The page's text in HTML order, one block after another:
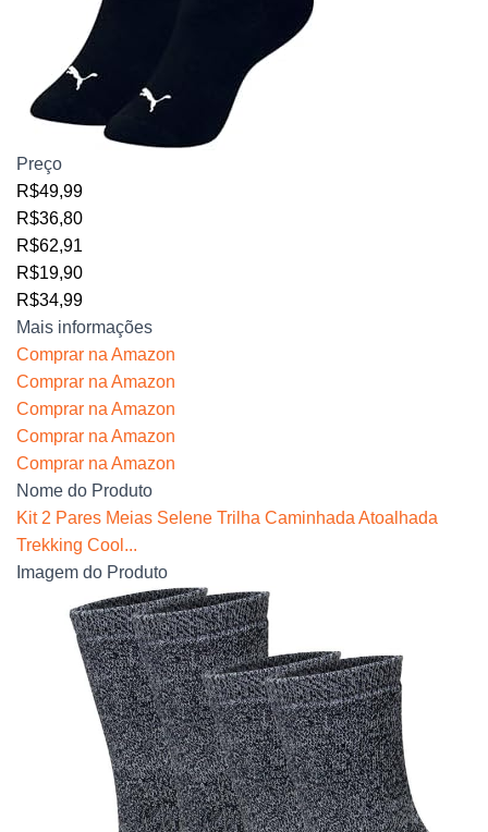
Preço
R$49,99
R$36,80
R$62,91
R$19,90
R$34,99
Mais informações
Comprar na Amazon
Comprar na Amazon
Comprar na Amazon
Comprar na Amazon
Comprar na Amazon
Nome do Produto
Kit 2 Pares Meias Selene Trilha Caminhada Atoalhada
Trekking Cool...
Imagem do Produto